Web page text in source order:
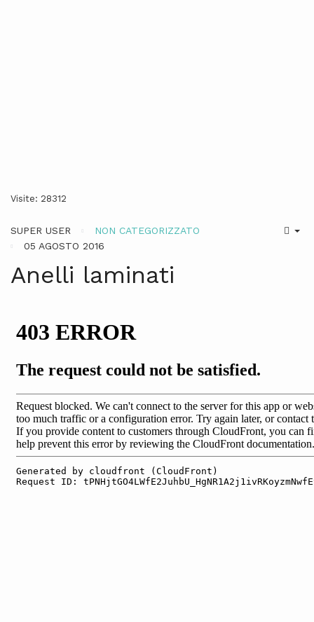
Visite: 28312
SUPER USER
NON CATEGORIZZATO
05 AGOSTO 2016
Anelli laminati